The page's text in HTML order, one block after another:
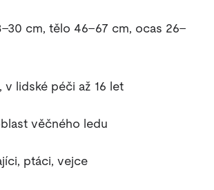
cm, tělo 46–67 cm, ocas 26–
zvířete:
v lidské péči až 16 let
zvířete:
věčného ledu
ptáci, vejce